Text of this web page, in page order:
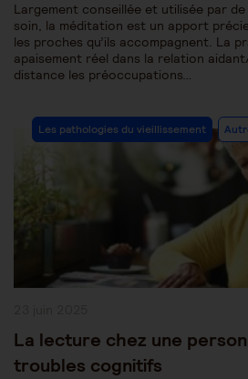
Largement conseillée et utilisée par
soin, la méditation est un apport
les proches qu’ils accompagnent. La
apaisement réel dans la relation
distance les préoccupations…
Post
Category:
Les pathologies du vieillissement
La lecture chez une
troubles cognitifs